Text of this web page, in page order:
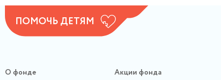
ПОМОЧЬ ДЕТЯМ
О фонде
Акции фонда